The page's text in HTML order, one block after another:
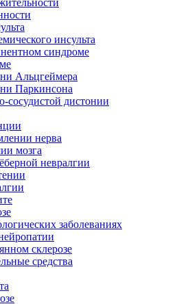
инсульта
синдроме
Альцгеймера
Паркинсона
сосудистой дистонии
нерва
мозга
невралгии
заболеваниях
склерозе
средства